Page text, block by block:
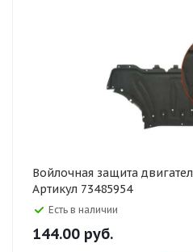
Войлочная защита
Артикул 73485954
Есть в наличии
144.00 руб.